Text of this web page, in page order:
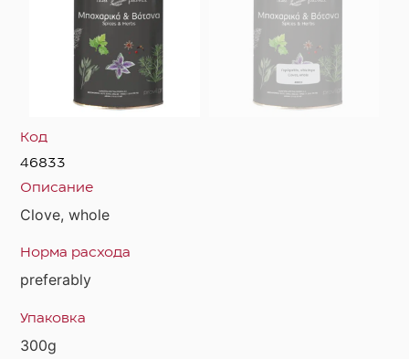
Код
46833
Описание
Clove, whole
Норма расхода
preferably
Упаковка
300g